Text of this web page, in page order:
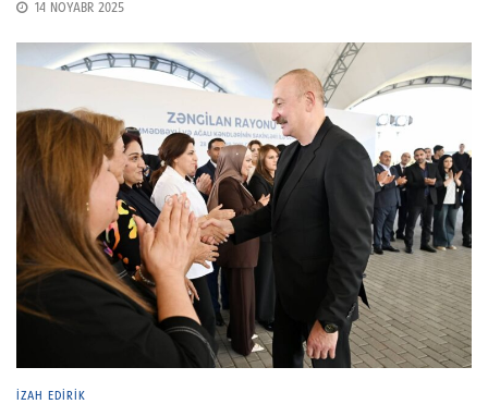
14 NOYABR 2025
İZAH EDIRIK